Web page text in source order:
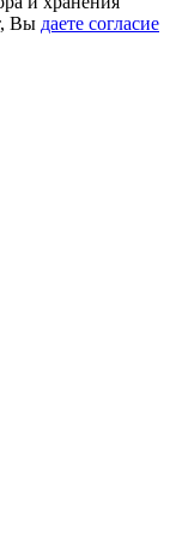
Вы даете согласие